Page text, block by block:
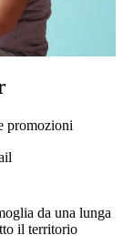
promozioni
da una lunga
il territorio